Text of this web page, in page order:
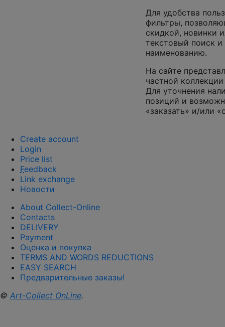
Для удобства
фильтры,
скидкой, новинки
текстовый поиск
наименованию.
На сайте
частной
Для уточнения
позиций и
«заказать» и/или
Create account
Login
Price list
Feedback
Link exchange
Новости
About Collect-Online
Contacts
DELIVERY
Payment
Оценка и покупка
TERMS AND WORDS REDUCTIONS
EASY SEARCH
Предварительные заказы!
© Art-Collect OnLine.